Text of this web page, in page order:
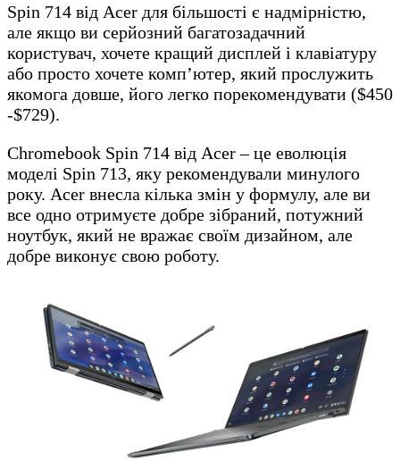
Spin 714 від Acer для більшості є надмірністю,
але якщо ви серйозний багатозадачний
користувач, хочете кращий дисплей і клавіатуру
або просто хочете комп’ютер, який прослужить
якомога довше, його легко порекомендувати ($450
-$729).
Chromebook Spin 714 від Acer – це еволюція
моделі Spin 713, яку рекомендували минулого
року. Acer внесла кілька змін у формулу, але ви
все одно отримуєте добре зібраний, потужний
ноутбук, який не вражає своїм дизайном, але
добре виконує свою роботу.